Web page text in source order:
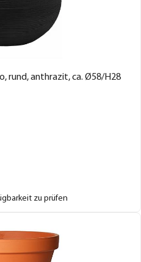
rund, anthrazit, ca. Ø58/H28
zu prüfen